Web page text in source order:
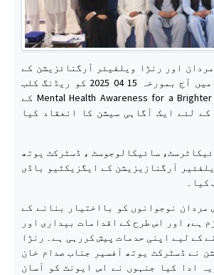
اور رنڑا ویلفیئر آرگنائزیشن کے
اشتراک سے مردان میں آج بمورخہ 15 04 2025 کو ریڈنگ کلب
مردان میں Mental Health Awareness for a Brighter Future کے
کے لئے ایک آگاہی سیشن کا انعقاد کیا
سائیکالوجوسٹ ، ڈسٹرکٹ یوتھ
آرگنازیزیشن کے ایگزیکٹیو باڈی
کیا۔
مردان نوجوانوں کو بااختیار بنانے کے
ہے، اور اس طرح کے اقدامات بیداری اور
کے لیے اپنی حدمات پیش کررہی ہے۔ رنڑا
نے ڈسٹرکٹ یوتھ آفسیر جناب صدام خان
ادا کیا جنہوں نے اس ایونٹ کو آسان